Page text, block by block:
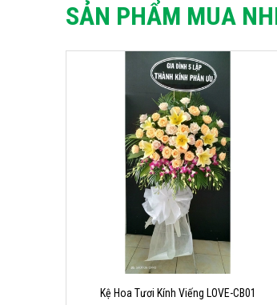
SẢN PHẨM MUA
Kệ Hoa Tươi Kính Viếng LOVE-CB01